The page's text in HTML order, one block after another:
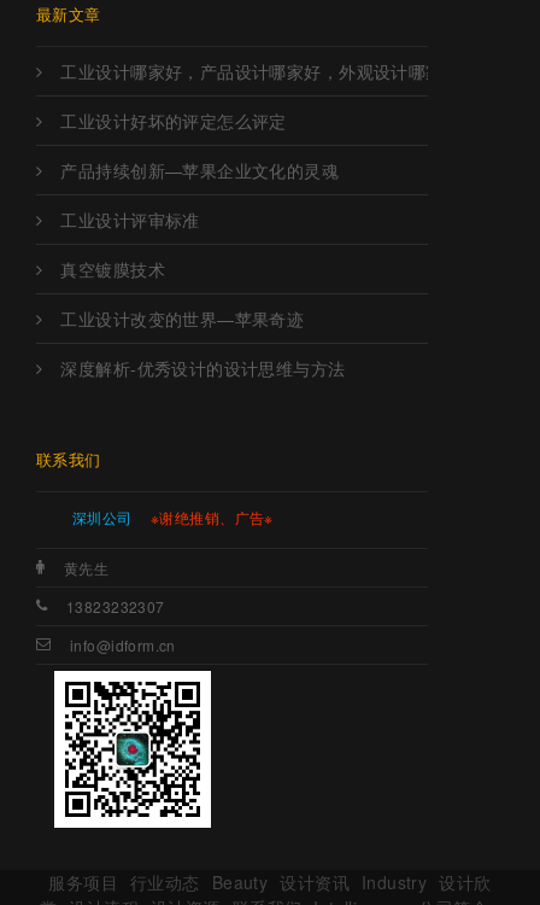
最新文章
工业设计哪家好，产品设计哪家好，外观设计哪家好，工业设
工业设计好坏的评定怎么评定
产品持续创新—苹果企业文化的灵魂
工业设计评审标准
真空镀膜技术
工业设计改变的世界—苹果奇迹
深度解析-优秀设计的设计思维与方法
联系我们
深圳公司 ※谢绝推销、广告※
黄先生
13823232307
info@idform.cn
服务项目 行业动态 Beauty 设计资讯 Industry 设计欣